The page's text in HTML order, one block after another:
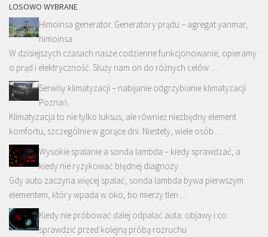
LOSOWO WYBRANE
Himoinsa generator. Generatory prądu – agregat yanmar,
himoinsa
W dzisiejszych czasach nasze codzienne funkcjonowanie, opieramy
o prąd i elektryczność. Służy nam on do różnych celów …
Serwisy klimatyzacji – nabijanie odgrzybianie klimatyzacji
Poznań.
Klimatyzacja to nie tylko luksus, ale również niezbędny element
komfortu, szczególnie w gorące dni. Niestety, wiele osób …
Wysokie spalanie a sonda lambda – kiedy sprawdzać, a
kiedy nie ryzykować błędnej diagnozy
Gdy auto zaczyna więcej spalać, sonda lambda bywa pierwszym
elementem, który wpada w oko, bo mierzy tlen …
Kiedy nie próbować dalej odpalać auta: objawy i co
sprawdzić przed kolejną próbą rozruchu